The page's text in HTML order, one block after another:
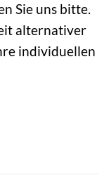
Sie uns bitte.
alternativer
individuellen